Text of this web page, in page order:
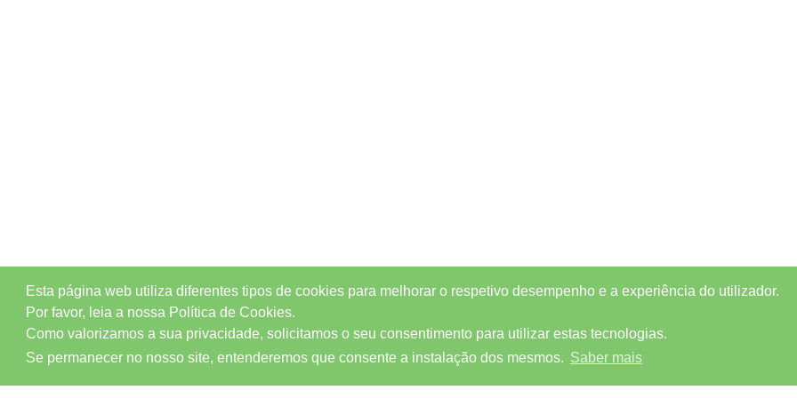
Esta página web utiliza diferentes tipos de cookies para melhorar o respetivo desempenho e a experiência do utilizador.
Por favor, leia a nossa Política de Cookies.
Como valorizamos a sua privacidade, solicitamos o seu consentimento para utilizar estas tecnologias.
Se permanecer no nosso site, entenderemos que consente a instalação dos mesmos. Saber mais